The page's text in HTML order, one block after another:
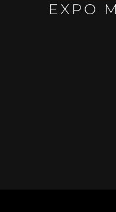
EXPO